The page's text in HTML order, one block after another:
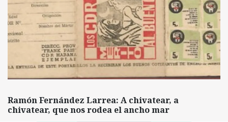
Ramón Fernández Larrea: A chivatear, a
chivatear, que nos rodea el ancho mar